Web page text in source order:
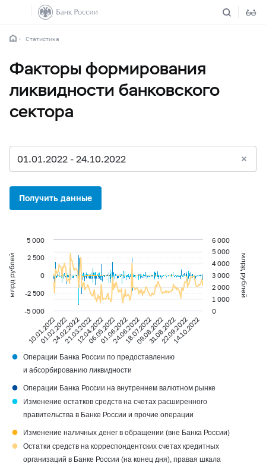
Статистика
Факторы формирования
ликвидности банковского
сектора
01.01.2022 - 24.10.2022
Получить данные
млрд рублей млрд рублей
10.01.2022 06.05.2022 31.08.2022
01.02.2022
24.02.2022
21.03.2022
12.04.202201.06.2022
24.06.2022
18.07.2022
09.08.202222.09.2022
14.10.2022
-5 000
-2 500
0
2 500
5 000
0
1 000
2 000
3 000
4 000
5 000
6 000
●
Операции Банка России по предоставлению
и абсорбированию ликвидности
● Операции Банка России на внутреннем валютном рынке
●
Изменение остатков средств на счетах расширенного
правительства в Банке России и прочие операции
● Изменение наличных денег в обращении (вне Банка России)
●
Остатки средств на корреспондентских счетах кредитных
организаций в Банке России (на конец дня), правая шкала